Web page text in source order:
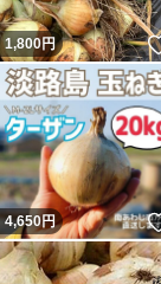
1,800円
4,650円